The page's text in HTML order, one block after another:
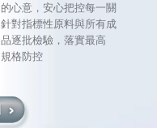
的心意，安心把控每一關
針對指標性原料與所有成
品逐批檢驗，落實最高
規格防控